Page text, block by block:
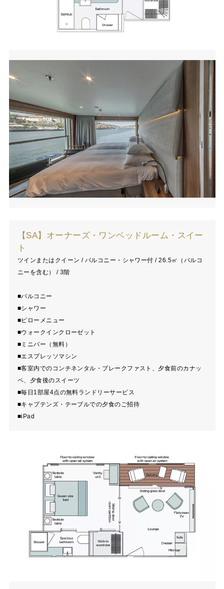
【SA】オーナーズ・ワンベッドルーム・スイー
ト
ツインまたはクイーン / バルコニー・シャワー付 / 26.5㎡（バルコ
ニーを含む） / 3階
■バルコニー
■シャワー
■ピローメニュー
■ウォークインクローゼット
■ミニバー（無料）
■エスプレッソマシン
■客室内でのコンチネンタル・ブレークファスト、夕食前のカナッ
ペ、夕食後のスイーツ
■毎日1部屋4点の無料ランドリーサービス
■キャプテンズ・テーブルでの夕食のご招待
■iPad